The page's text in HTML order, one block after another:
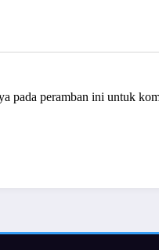
pada peramban ini untuk